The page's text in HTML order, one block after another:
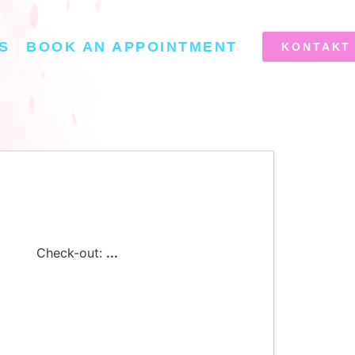
BOOK AN APPOINTMENT KONTAKT
Check-out: ...